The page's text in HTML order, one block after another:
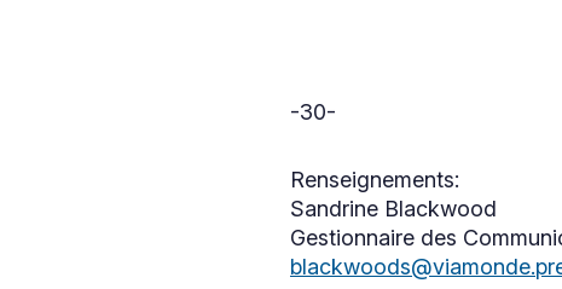
-30-
Renseignements:
Sandrine Blackwood
Gestionnaire des